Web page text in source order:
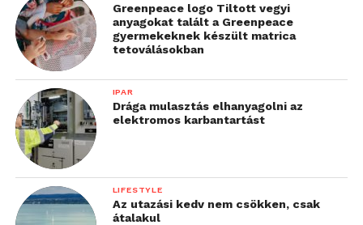
Greenpeace logo Tiltott vegyi
anyagokat talált a Greenpeace
gyermekeknek készült matrica
tetoválásokban
IPAR
Drága mulasztás elhanyagolni az
elektromos karbantartást
LIFESTYLE
Az utazási kedv nem csökken, csak
átalakul